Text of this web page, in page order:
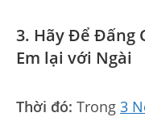
3. Hãy Để Đấng
Em lại với Ngài
Thời đó: Trong 3